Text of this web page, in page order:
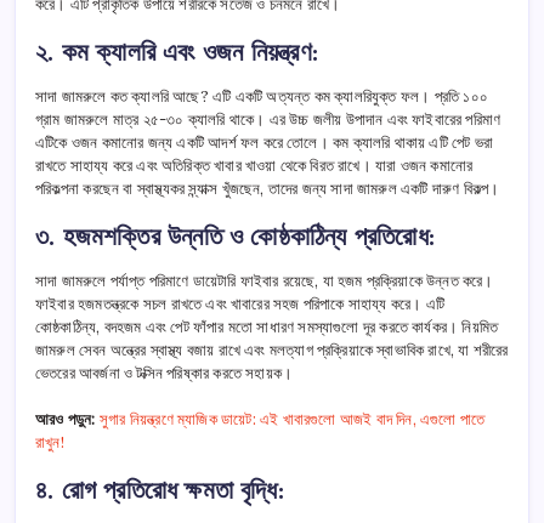
করে। এটি প্রাকৃতিক উপায়ে শরীরকে সতেজ ও চনমনে রাখে।
২. কম ক্যালরি এবং ওজন নিয়ন্ত্রণ:
সাদা জামরুলে কত ক্যালরি আছে? এটি একটি অত্যন্ত কম ক্যালরিযুক্ত ফল। প্রতি ১০০
গ্রাম জামরুলে মাত্র ২৫-৩০ ক্যালরি থাকে। এর উচ্চ জলীয় উপাদান এবং ফাইবারের পরিমাণ
এটিকে ওজন কমানোর জন্য একটি আদর্শ ফল করে তোলে। কম ক্যালরি থাকায় এটি পেট ভরা
রাখতে সাহায্য করে এবং অতিরিক্ত খাবার খাওয়া থেকে বিরত রাখে। যারা ওজন কমানোর
পরিকল্পনা করছেন বা স্বাস্থ্যকর স্ন্যাক্স খুঁজছেন, তাদের জন্য সাদা জামরুল একটি দারুণ বিকল্প।
৩. হজমশক্তির উন্নতি ও কোষ্ঠকাঠিন্য প্রতিরোধ:
সাদা জামরুলে পর্যাপ্ত পরিমাণে ডায়েটারি ফাইবার রয়েছে, যা হজম প্রক্রিয়াকে উন্নত করে।
ফাইবার হজমতন্ত্রকে সচল রাখতে এবং খাবারের সহজ পরিপাকে সাহায্য করে। এটি
কোষ্ঠকাঠিন্য, বদহজম এবং পেট ফাঁপার মতো সাধারণ সমস্যাগুলো দূর করতে কার্যকর। নিয়মিত
জামরুল সেবন অন্ত্রের স্বাস্থ্য বজায় রাখে এবং মলত্যাগ প্রক্রিয়াকে স্বাভাবিক রাখে, যা শরীরের
ভেতরের আবর্জনা ও টক্সিন পরিষ্কার করতে সহায়ক।
আরও পড়ুন: সুগার নিয়ন্ত্রণে ম্যাজিক ডায়েট: এই খাবারগুলো আজই বাদ দিন, এগুলো পাতে
রাখুন!
৪. রোগ প্রতিরোধ ক্ষমতা বৃদ্ধি: